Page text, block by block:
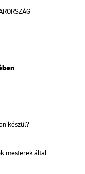
ké­szül?
mes­te­rek által